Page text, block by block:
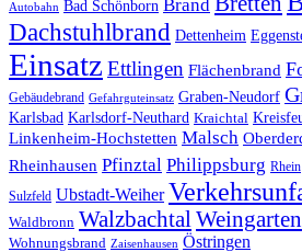
Autobahn Bad Schönborn Brand
Dachstuhlbrand Dettenheim
Einsatz Ettlingen Flächenbrand
Gebäudebrand Gefahrguteinsatz Graben-Neudorf
Karlsbad Karlsdorf-Neuthard Kraichtal
Linkenheim-Hochstetten Malsch
Rheinhausen Pfinztal Philippsburg Rhein
Sulzfeld Ubstadt-Weiher
Waldbronn Walzbachtal Weingarten
Wohnungsbrand Zaisenhausen Östringen